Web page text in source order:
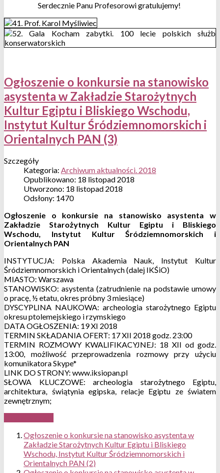
Serdecznie Panu Profesorowi gratulujemy!
Ogłoszenie o konkursie na stanowisko
asystenta w Zakładzie Starożytnych
Kultur Egiptu i Bliskiego Wschodu,
Instytut Kultur Śródziemnomorskich i
Orientalnych PAN (3)
Szczegóły
Kategoria: Archiwum aktualności. 2018
Opublikowano: 18 listopad 2018
Utworzono: 18 listopad 2018
Odsłony: 1470
Ogłoszenie o konkursie na stanowisko asystenta w
Zakładzie Starożytnych Kultur Egiptu i Bliskiego
Wschodu, Instytut Kultur Śródziemnomorskich i
Orientalnych PAN
INSTYTUCJA: Polska Akademia Nauk, Instytut Kultur
Śródziemnomorskich i Orientalnych (dalej IKŚiO)
MIASTO: Warszawa
STANOWISKO: asystenta (zatrudnienie na podstawie umowy
o pracę, ½ etatu, okres próbny 3 miesiące)
DYSCYPLINA NAUKOWA: archeologia starożytnego Egiptu
okresu ptolemejskiego i rzymskiego
DATA OGŁOSZENIA: 19 XI 2018
TERMIN SKŁADANIA OFERT: 17 XII 2018 godz. 23:00
TERMIN ROZMOWY KWALIFIKACYJNEJ: 18 XII od godz.
13:00, możliwość przeprowadzenia rozmowy przy użyciu
komunikatora Skype*
LINK DO STRONY: www.iksiopan.pl
SŁOWA KLUCZOWE: archeologia starożytnego Egiptu,
architektura, świątynia egipska, relacje Egiptu ze światem
zewnętrznym;
Ogłoszenie o konkursie na stanowisko asystenta w
Zakładzie Starożytnych Kultur Egiptu i Bliskiego
Wschodu, Instytut Kultur Śródziemnomorskich i
Orientalnych PAN (2)